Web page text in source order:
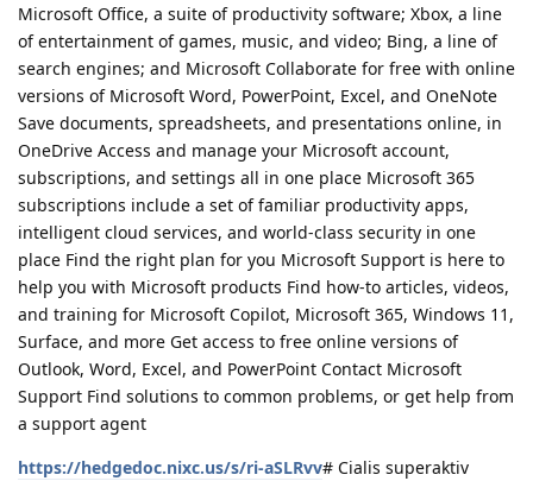
Microsoft Office, a suite of productivity software; Xbox, a line
of entertainment of games, music, and video; Bing, a line of
search engines; and Microsoft Collaborate for free with online
versions of Microsoft Word, PowerPoint, Excel, and OneNote
Save documents, spreadsheets, and presentations online, in
OneDrive Access and manage your Microsoft account,
subscriptions, and settings all in one place Microsoft 365
subscriptions include a set of familiar productivity apps,
intelligent cloud services, and world-class security in one
place Find the right plan for you Microsoft Support is here to
help you with Microsoft products Find how-to articles, videos,
and training for Microsoft Copilot, Microsoft 365, Windows 11,
Surface, and more Get access to free online versions of
Outlook, Word, Excel, and PowerPoint Contact Microsoft
Support Find solutions to common problems, or get help from
a support agent
https://hedgedoc.nixc.us/s/ri-aSLRvv# Cialis superaktiv